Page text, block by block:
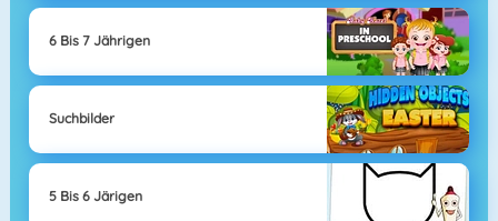
6 Bis 7 Jährigen
Suchbilder
5 Bis 6 Järigen